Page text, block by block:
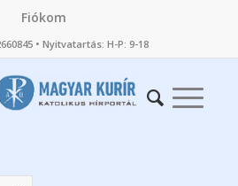
Fiókom
• Nyitvatartás: H-P: 9-18